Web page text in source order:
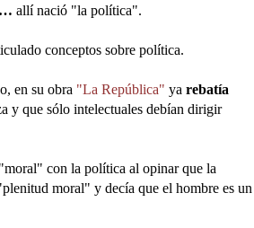
allí nació "la política".
conceptos sobre política.
en su obra "La República" ya rebatía
y que sólo intelectuales debían dirigir
con la política al opinar que la
moral" y decía que el hombre es un